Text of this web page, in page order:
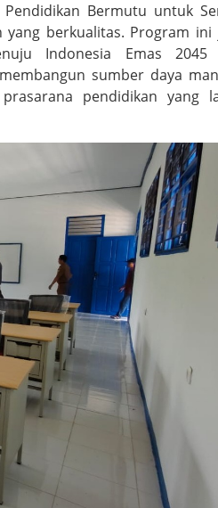
Bermutu untuk
berkualitas. Program ini
Indonesia Emas 2045
sumber daya
pendidikan yang